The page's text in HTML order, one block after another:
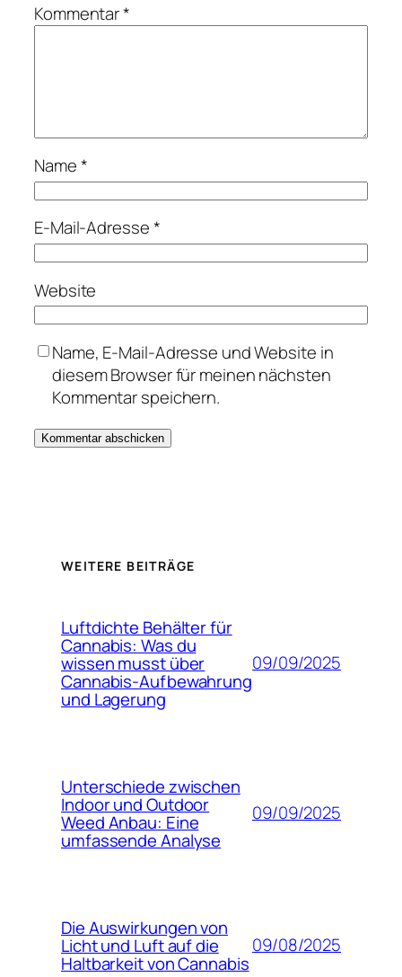
Kommentar*
Name*
E-Mail-Adresse*
Website
Name, E-Mail-Adresse und Website in
diesem Browser für meinen nächsten
Kommentar speichern.
WEITERE BEITRÄGE
Luftdichte Behälter für
Cannabis: Was du
wissen musst über
Cannabis-Aufbewahrung
und Lagerung
09/09/2025
Unterschiede zwischen
Indoor und Outdoor
Weed Anbau: Eine
umfassende Analyse
09/09/2025
Die Auswirkungen von
Licht und Luft auf die
Haltbarkeit von Cannabis
09/08/2025